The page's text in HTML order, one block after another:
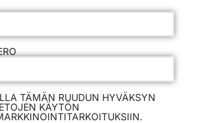
TÄMÄN RUUDUN HYVÄKSYN
KÄYTÖN